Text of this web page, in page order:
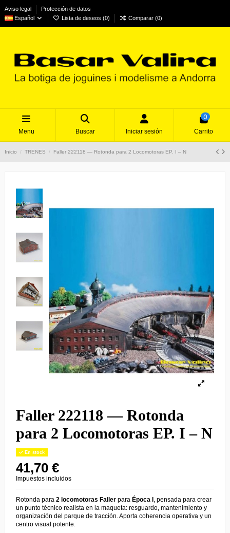
Aviso legal
Protección de datos
Español
Lista de deseos (0) Comparar (0)
Menu Buscar Iniciar sesión
0
Carrito
Inicio TRENES Faller 222118 — Rotonda para 2 Locomotoras EP. I – N
Faller 222118 — Rotonda
para 2 Locomotoras EP. I – N
En stock
41,70 €
Impuestos incluidos
Rotonda para 2 locomotoras Faller para Época I, pensada para crear
un punto técnico realista en la maqueta: resguardo, mantenimiento y
organización del parque de tracción. Aporta coherencia operativa y un
centro visual potente.